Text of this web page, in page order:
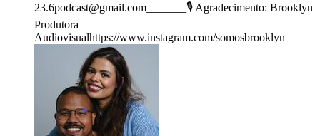
23.6podcast@gmail.com_______🎙️ Agradecimento: Brooklyn
Produtora
Audiovisualhttps://www.instagram.com/somosbrooklyn